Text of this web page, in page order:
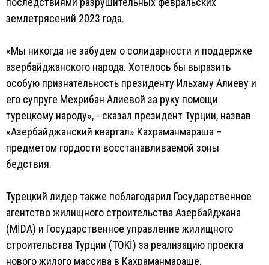
землетрясений 2023 года.
«Мы никогда не забудем о солидарности и поддержке
азербайджанского народа. Хотелось бы выразить
особую признательность президенту Ильхаму Алиеву и
его супруге Мехрибан Алиевой за руку помощи
турецкому народу», - сказал президент Турции, назвав
«Азербайджанский квартал» Кахраманмараша –
предметом гордости восстанавливаемой зоны
бедствия.
Турецкий лидер также поблагодарил Государственное
агентство жилищного строительства Азербайджана
(MİDA) и Государственное управление жилищного
строительства Турции (TOKİ) за реализацию проекта
нового жилого массива в Кахраманмараше.